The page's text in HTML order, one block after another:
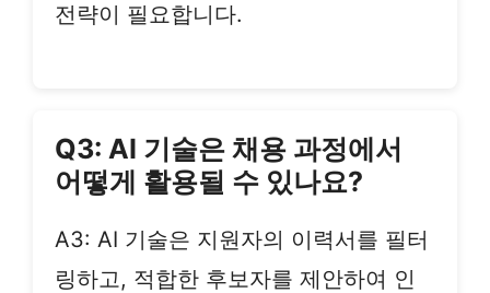
전략이 필요합니다.
Q3: AI 기술은 채용 과정에서
어떻게 활용될 수 있나요?
A3: AI 기술은 지원자의 이력서를 필터
링하고, 적합한 후보자를 제안하여 인